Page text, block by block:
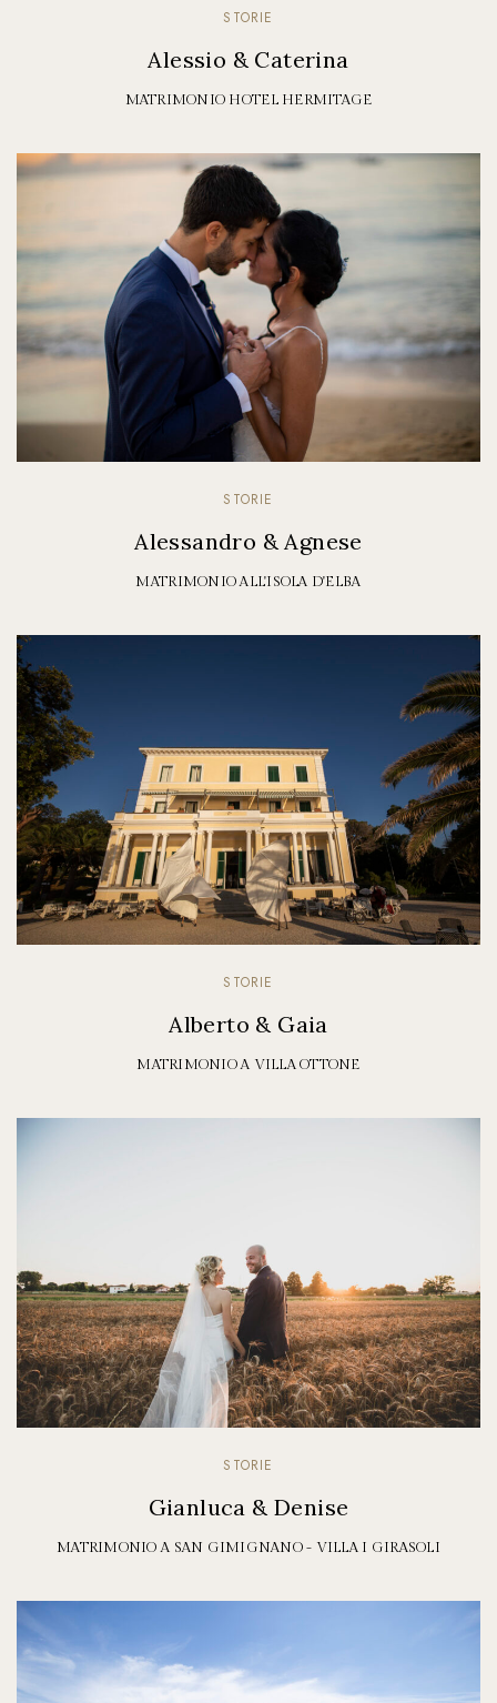
STORIE
Alessio & Caterina
MATRIMONIO HOTEL HERMITAGE
STORIE
Alessandro & Agnese
MATRIMONIO ALL'ISOLA D'ELBA
STORIE
Alberto & Gaia
MATRIMONIO A VILLA OTTONE
STORIE
Gianluca & Denise
MATRIMONIO A SAN GIMIGNANO - VILLA I GIRASOLI